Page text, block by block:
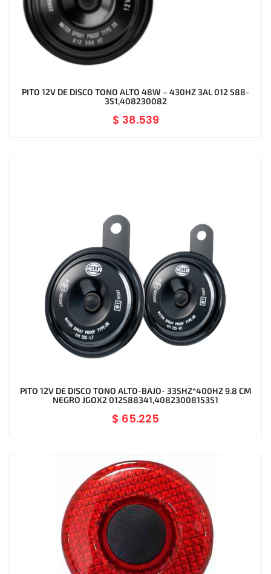
PITO 12V DE DISCO TONO ALTO 48W – 430HZ 3AL 012 588-
351,408230082
$ 38.539
PITO 12V DE DISCO TONO ALTO-BAJO- 335HZ*400HZ 9.8 CM
NEGRO JGOX2 012588341,4082300815351
$ 65.225